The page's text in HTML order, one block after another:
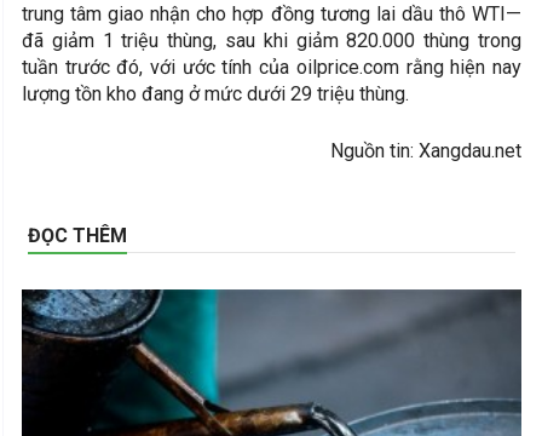
trung tâm giao nhận cho hợp đồng tương lai dầu thô WTI—
đã giảm 1 triệu thùng, sau khi giảm 820.000 thùng trong
tuần trước đó, với ước tính của oilprice.com rằng hiện nay
lượng tồn kho đang ở mức dưới 29 triệu thùng.
Nguồn tin: Xangdau.net
ĐỌC THÊM